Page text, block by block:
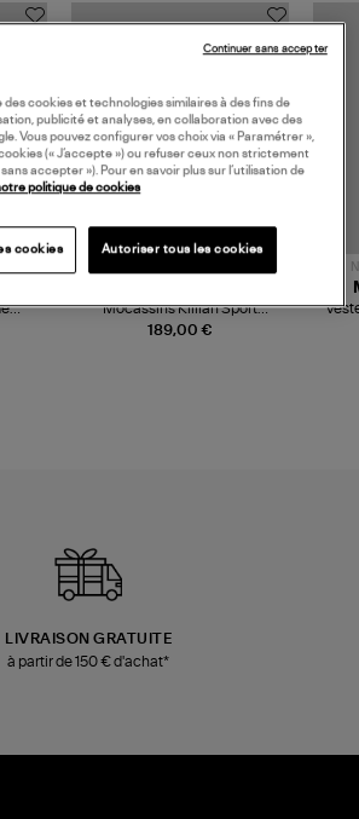
189,00 €
Mocassins Killian Sport
Mousse
LIVRAISON GRATUITE
à partir de 150 € d'achat*
des cookies et technologies similaires à des fins de
publicité et analyses, en collaboration avec des
Vous pouvez configurer vos choix via « Paramétrer »,
(« J’accepte ») ou refuser ceux non strictement
accepter »). Pour en savoir plus sur l’utilisation de
politique de cookies
cookies Autoriser tous les cookies
Continuer sans accepter